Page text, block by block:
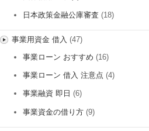
日本政策金融公庫審査 (18)
事業用資金 借入 (47)
事業ローン おすすめ (16)
事業ローン 借入 注意点 (4)
事業融資 即日 (6)
事業資金の借り方 (9)